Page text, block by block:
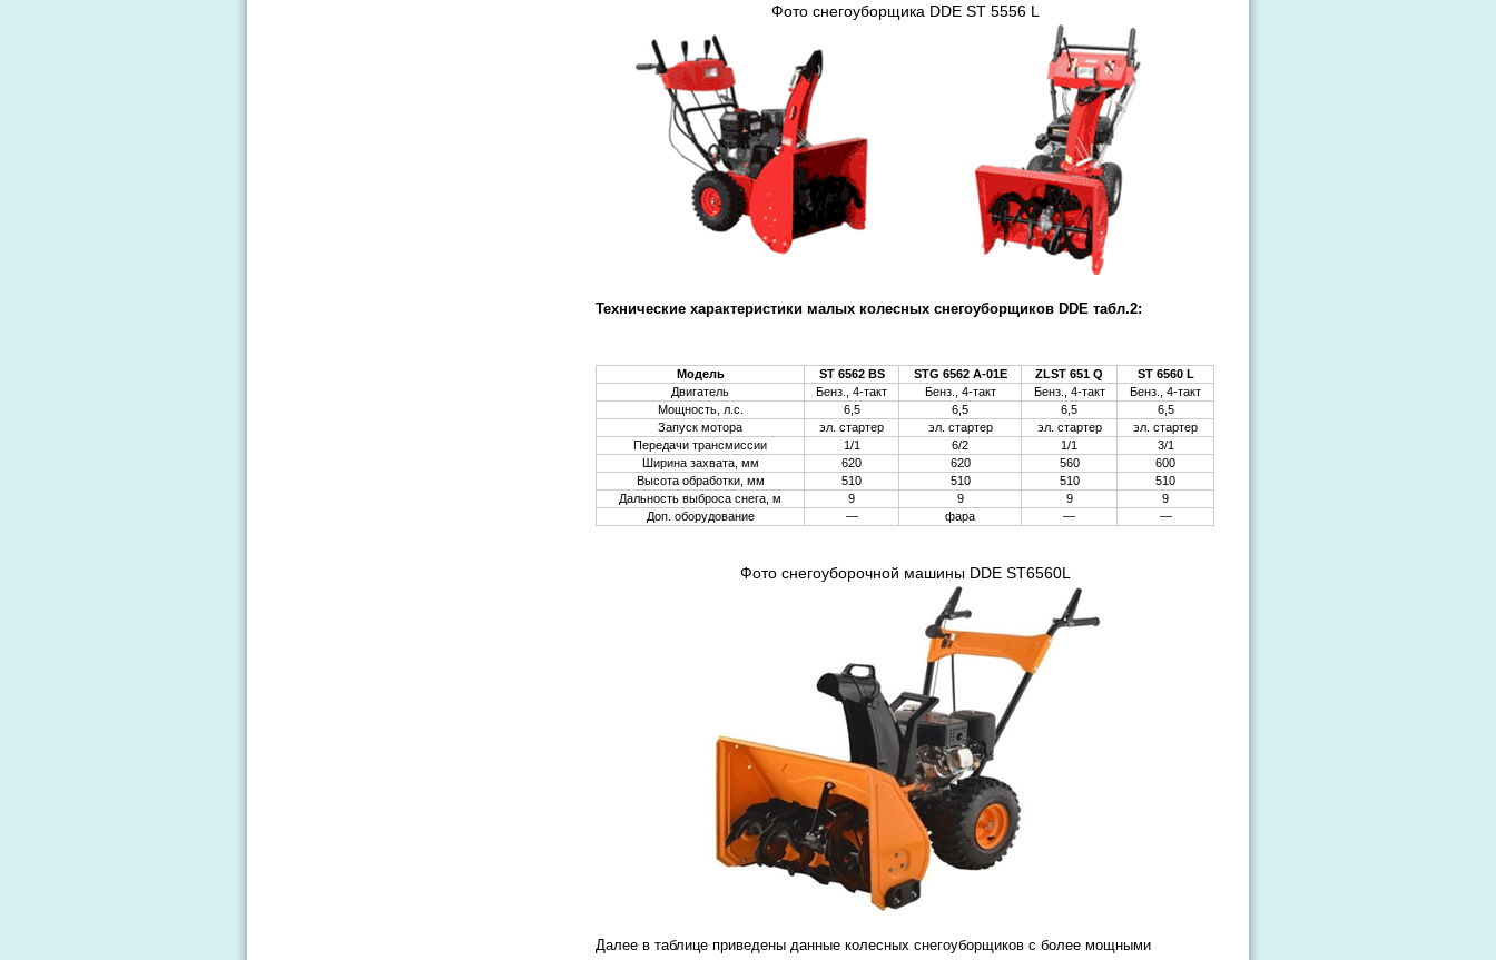
Фото снегоуборщика DDE ST 5556 L
Технические характеристики малых колесных снегоуборщиков DDE табл.2:
Модель ST 6562 BS STG 6562 A-01E ZLST 651 Q
ST 6560 L
Двигатель
Бенз., 4-такт Бенз., 4-такт Бенз., 4-такт
Бенз., 4-такт
Мощность, л.с.
6,5 6,5 6,5
6,5
Запуск мотора
эл. стартер эл. стартер эл. стартер
эл. стартер
Передачи трансмиссии
1/1 6/2 1/1
3/1
Ширина захвата, мм
620 620 560
600
Высота обработки, мм
510 510 510
510
Дальность выброса снега, м
9 9 9
9
Доп. оборудование
— фара — —
Фото снегоуборочной машины DDE ST6560L
Далее в таблице приведены данные колесных снегоуборщиков с более мощными